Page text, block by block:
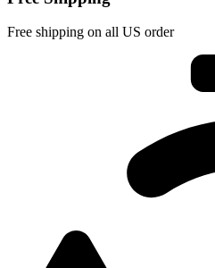
Free shipping on all US order